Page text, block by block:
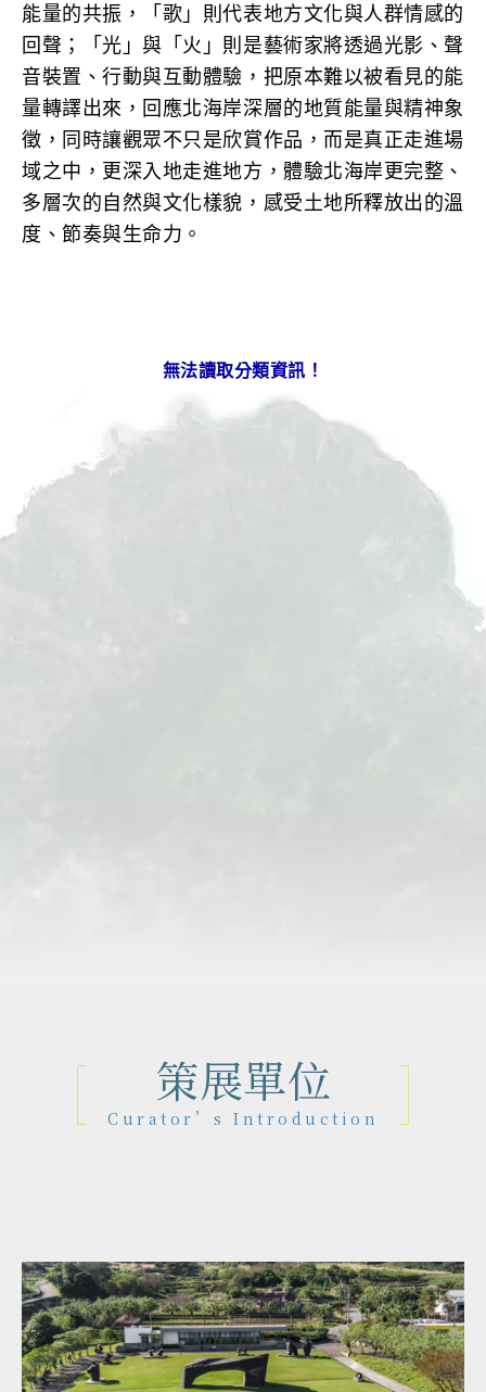
能量的共振，「歌」則代表地方文化與人群情感的
回聲；「光」與「火」則是藝術家將透過光影、聲
音裝置、行動與互動體驗，把原本難以被看見的能
量轉譯出來，回應北海岸深層的地質能量與精神象
徵，同時讓觀眾不只是欣賞作品，而是真正走進場
域之中，更深入地走進地方，體驗北海岸更完整、
多層次的自然與文化樣貌，感受土地所釋放出的溫
度、節奏與生命力。
無法讀取分類資訊！
策展單位
Curator’s Introduction